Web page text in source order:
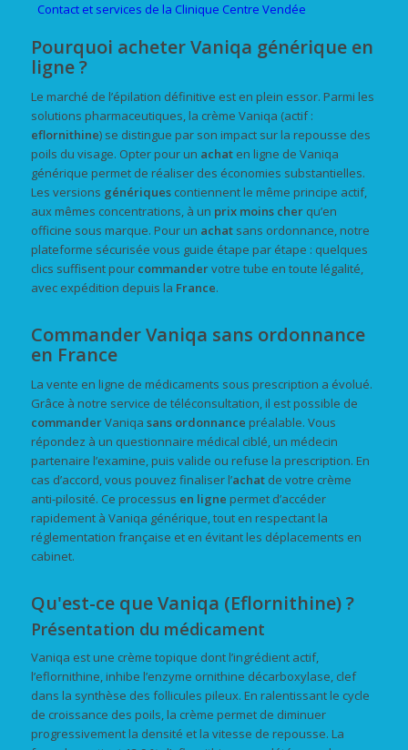
Contact et services de la Clinique Centre Vendée
Pourquoi acheter Vaniqa générique en
ligne ?
Le marché de l’épilation définitive est en plein essor. Parmi les
solutions pharmaceutiques, la crème Vaniqa (actif :
eflornithine) se distingue par son impact sur la repousse des
poils du visage. Opter pour un achaten ligne de Vaniqa
générique permet de réaliser des économies substantielles.
Les versions génériquescontiennent le même principe actif,
aux mêmes concentrations, à un prix moins cherqu’en
officine sous marque. Pour un achatsans ordonnance, notre
plateforme sécurisée vous guide étape par étape : quelques
clics suffisent pour commandervotre tube en toute légalité,
avec expédition depuis la France.
Commander Vaniqa sans ordonnance
en France
La vente en ligne de médicaments sous prescription a évolué.
Grâce à notre service de téléconsultation, il est possible de
commanderVaniqa sans ordonnance préalable. Vous
répondez à un questionnaire médical ciblé, un médecin
partenaire l’examine, puis valide ou refuse la prescription. En
cas d’accord, vous pouvez finaliser l’achatde votre crème
anti-pilosité. Ce processus en ligne permet d’accéder
rapidement à Vaniqa générique, tout en respectant la
réglementation française et en évitant les déplacements en
cabinet.
Qu'est-ce que Vaniqa (Eflornithine) ?
Présentation du médicament
Vaniqa est une crème topique dont l’ingrédient actif,
l’eflornithine, inhibe l’enzyme ornithine décarboxylase, clef
dans la synthèse des follicules pileux. En ralentissant le cycle
de croissance des poils, la crème permet de diminuer
progressivement la densité et la vitesse de repousse. La